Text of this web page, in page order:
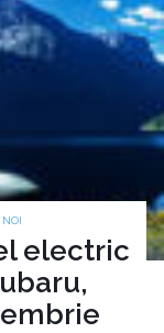
NOI
electric